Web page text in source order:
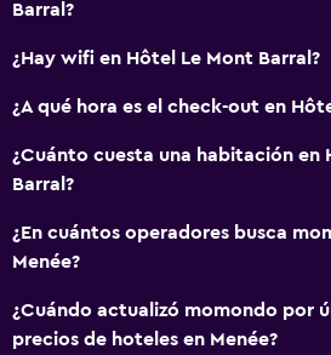
Barral?
¿Hay wifi en Hôtel Le Mont Barral?
¿A qué hora es el check-out en
¿Cuánto cuesta una habitación en
Barral?
¿En cuántos operadores busca
Menée?
¿Cuándo actualizó momondo por
precios de hoteles en Menée?